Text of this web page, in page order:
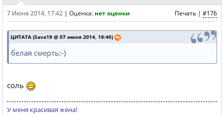
Печать | #176
7 Июня 2014, 17:42 | Оценка: нет оценки
ЦИТАТА (Sava19 @ 07 июня 2014, 18:40)
белая смерть:-)
соль
У меня красивая жена!